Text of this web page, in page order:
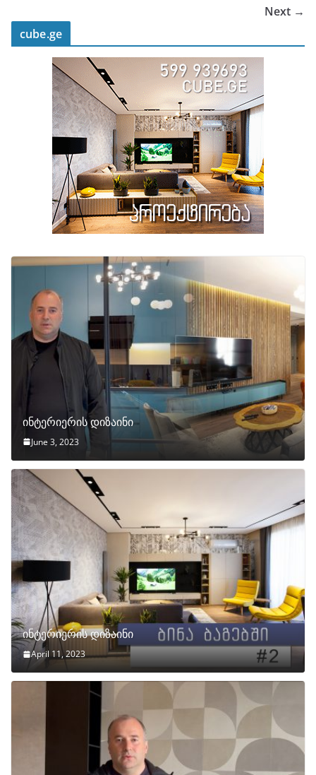
Next →
cube.ge
ინტერიერის დიზაინი
June 3, 2023
ინტერიერის დიზაინი
April 11, 2023